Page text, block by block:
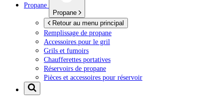
Propane
Propane
Retour au menu principal
Remplissage de propane
Accessoires pour le gril
Grils et fumoirs
Chaufferettes portatives
Réservoirs de propane
Pièces et accessoires pour réservoir